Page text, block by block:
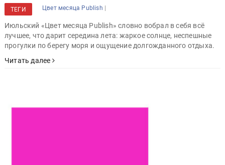
ТЕГИ Цвет месяца Publish |
Июльский «Цвет месяца Publish» словно вобрал в себя всё
лучшее, что дарит середина лета: жаркое солнце, неспешные
прогулки по берегу моря и ощущение долгожданного отдыха.
Читать далее